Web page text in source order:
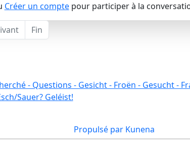
Créer un comptepour participer à la
Fin
- Questions - Gesicht - Froën - Gesucht -
Sauer? Geléist!
Propulsé par Kunena